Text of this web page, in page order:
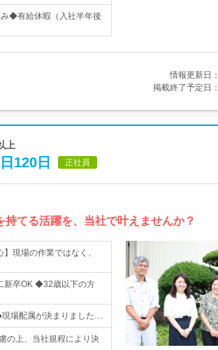
◆有給休暇（入社半年後
情報更新日：
掲載終了予定日：
上
120日 正社員
てる活躍を、当社で叶えませんか？
現場の作業ではなく、
新卒OK ◆32歳以下の方
現場配属が決まりました…
の上、当社規程により決